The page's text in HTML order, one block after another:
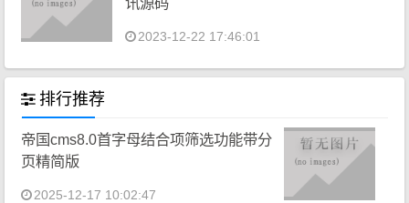
2023-12-22 17:46:01
排行推荐
帝国cms8.0首字母结合项筛选功能带分
页精简版
2025-12-17 10:02:47